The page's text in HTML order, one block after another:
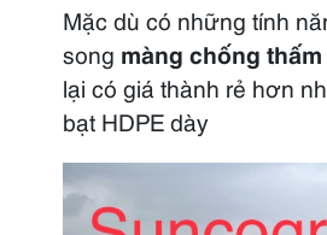
Mặc dù có những tính
song màng chống
lại có giá thành rẻ hơn
bạt HDPE dày